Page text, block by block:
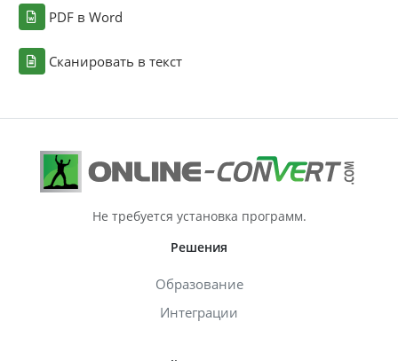
PDF в Word
Сканировать в текст
Не требуется установка программ.
Решения
Образование
Интеграции